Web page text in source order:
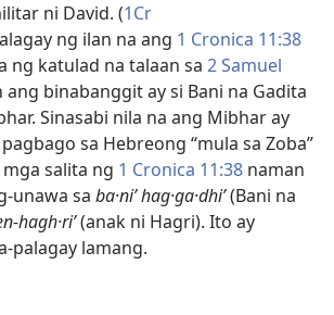
ni David. (1Cr
ng ilan na ang 1 Cronica 11:38
ng katulad na talaan sa 2 Samuel
ang binabanggit ay si Bani na Gadita
Sinasabi nila na ang Mibhar ay
sa Hebreong “mula sa Zoba”
salita ng 1 Cronica 11:38 naman
unawa sa ba·niʹ hag·ga·dhiʹ(Bani na
hagh·riʹ(anak ni Hagri). Ito ay
palagay lamang.